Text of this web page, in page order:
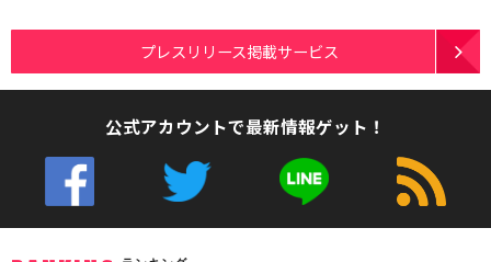
プレスリリース掲載サービス
公式アカウントで最新情報ゲット！